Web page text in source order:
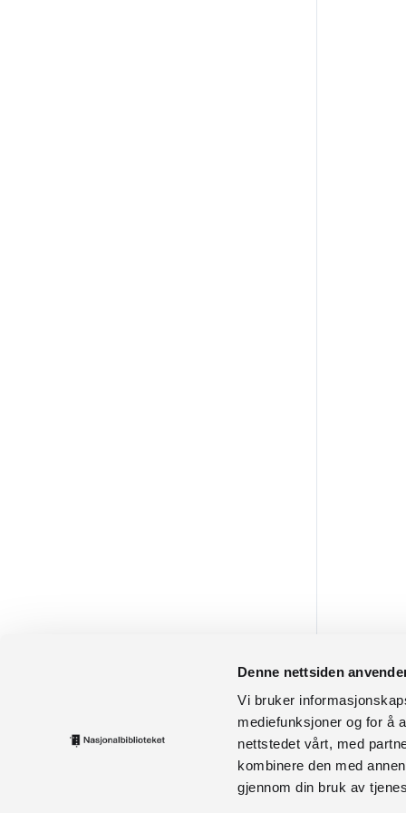
Denne nettsiden
Vi bruker
mediefunksjoner og for å
nettstedet vårt, med
kombinere den med
gjennom din bruk av